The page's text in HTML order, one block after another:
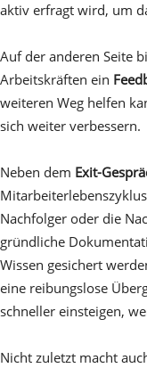
aktiv erfragt wird, um
Auf der anderen Seite
Arbeitskräften ein
weiteren Weg helfen
sich weiter verbessern.
Neben dem Exit-
Nachfolger oder die
gründliche
Wissen gesichert
eine reibungslose
schneller einsteigen,
Nicht zuletzt macht